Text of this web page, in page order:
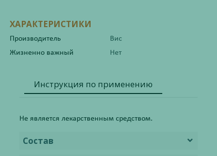
ХАРАКТЕРИСТИКИ
Производитель
Вис
Жизненно важный
Нет
Инструкция по применению
Не является лекарственным средством.
Состав